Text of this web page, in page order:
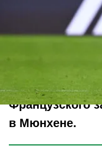
Французского
в Мюнхене.